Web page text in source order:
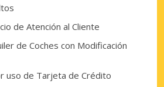
de Atención al Cliente
de Coches con Modificación
uso de Tarjeta de Crédito